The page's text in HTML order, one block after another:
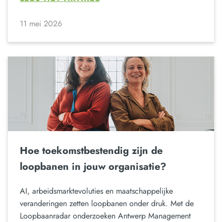
11 mei 2026
Hoe toekomstbestendig zijn de
loopbanen in jouw organisatie?
AI, arbeidsmarktevoluties en maatschappelijke
veranderingen zetten loopbanen onder druk. Met de
Loopbaanradar onderzoeken Antwerp Management